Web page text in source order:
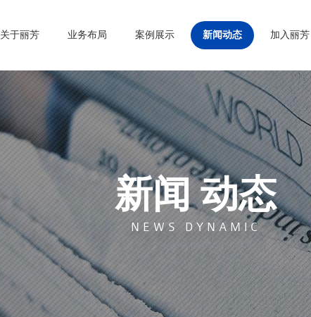
关于丽芳 业务布局 案例展示 新闻动态 加入丽芳
新闻 动态
NEWS DYNAMIC